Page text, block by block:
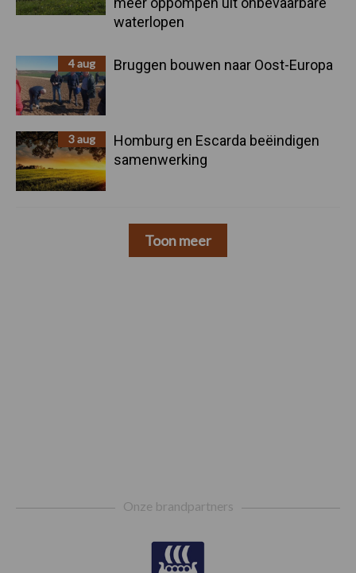
waterlopen
4 aug Bruggen bouwen naar Oost-Europa
3 aug
Homburg en Escarda beëindigen
samenwerking
Toon meer
Onze brandpartners